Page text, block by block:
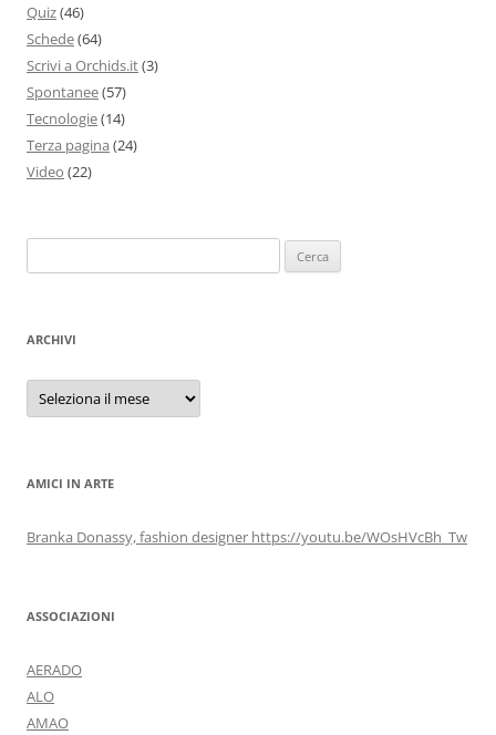
Quiz(46)
Schede(64)
Scrivi a Orchids.it(3)
Spontanee(57)
Tecnologie(14)
Terza pagina (24)
Video (22)
per:
ARCHIVI
Archivi
AMICI IN ARTE
Branka Donassy, fashion designer https://youtu.be/WOsHVcBh_Tw
ASSOCIAZIONI
AERADO
ALO
AMAO